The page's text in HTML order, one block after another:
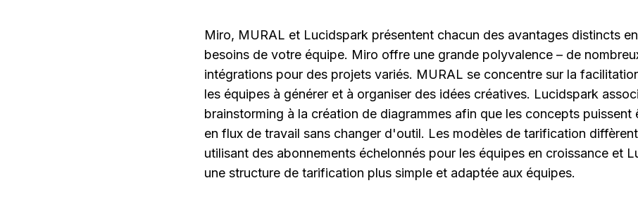
Miro, MURAL et Lucidspark présentent chacun des avantages distincts
besoins de votre équipe. Miro offre une grande polyvalence – de
intégrations pour des projets variés. MURAL se concentre sur la
les équipes à générer et à organiser des idées créatives. Lucidspark
brainstorming à la création de diagrammes afin que les concepts puissent
en flux de travail sans changer d'outil. Les modèles de tarification
utilisant des abonnements échelonnés pour les équipes en croissance et
une structure de tarification plus simple et adaptée aux équipes.